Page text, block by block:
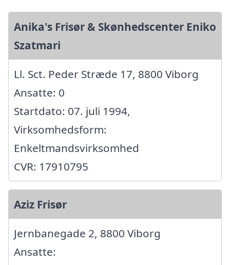
Anika's Frisør & Skønhedscenter Eniko
Szatmari
Ll. Sct. Peder Stræde 17, 8800 Viborg
Ansatte: 0
Startdato: 07. juli 1994,
Virksomhedsform:
Enkeltmandsvirksomhed
CVR: 17910795
Aziz Frisør
Jernbanegade 2, 8800 Viborg
Ansatte: